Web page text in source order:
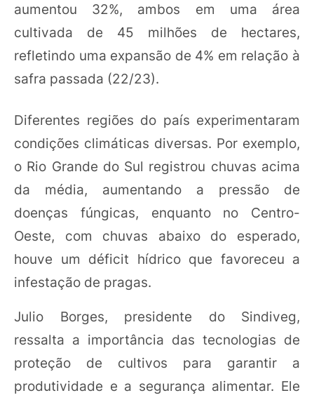
aumentou 32%, ambos em uma área
cultivada de 45 milhões de hectares,
refletindo uma expansão de 4% em relação à
safra passada (22/23).
Diferentes regiões do país experimentaram
condições climáticas diversas. Por exemplo,
o Rio Grande do Sul registrou chuvas acima
da média, aumentando a pressão de
doenças fúngicas, enquanto no Centro-
Oeste, com chuvas abaixo do esperado,
houve um déficit hídrico que favoreceu a
infestação de pragas.
Julio Borges, presidente do Sindiveg,
ressalta a importância das tecnologias de
proteção de cultivos para garantir a
produtividade e a segurança alimentar. Ele